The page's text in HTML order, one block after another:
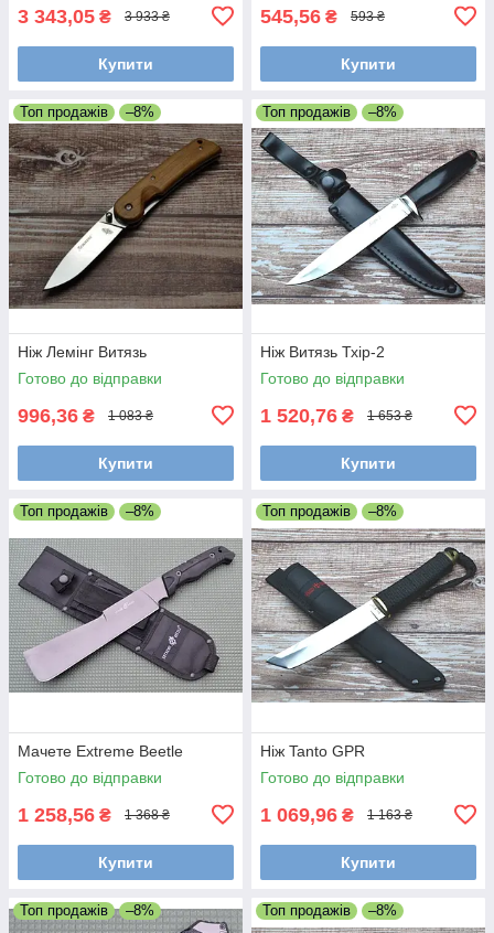
3 343,05 ₴ 3 933 ₴
Купити
545,56 ₴ 593 ₴
Купити
Топ продажів –8%
Ніж Лемінг Витязь
Готово до відправки
996,36 ₴ 1 083 ₴
Купити
Топ продажів –8%
Ніж Витязь Тхір-2
Готово до відправки
1 520,76 ₴ 1 653 ₴
Купити
Топ продажів –8%
Мачете Extreme Beetle
Готово до відправки
1 258,56 ₴ 1 368 ₴
Купити
Топ продажів –8%
Ніж Tanto GPR
Готово до відправки
1 069,96 ₴ 1 163 ₴
Купити
Топ продажів –8% Топ продажів –8%